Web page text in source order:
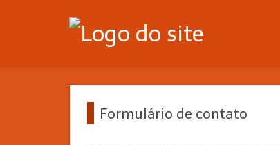
Formulário de contato